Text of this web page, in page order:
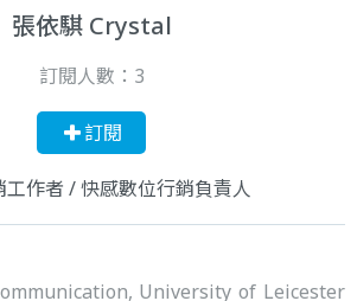
張依騏 Crystal
訂閱人數： 3
訂閱
工作者 / 快感數位行銷負責人
University of Leicester